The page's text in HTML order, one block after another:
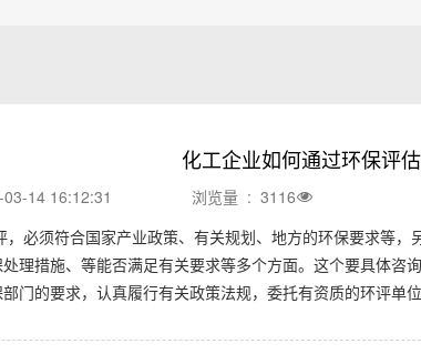
化工企业如何通过环保评
14 16:12:31 浏览量 : 3116
，必须符合国家产业政策、有关规划、地方的环保要求等
理措施、等能否满足有关要求等多个方面。这个要具体咨
门的要求，认真履行有关政策法规，委托有资质的环评单